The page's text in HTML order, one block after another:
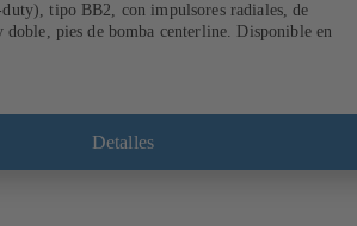
tipo BB2, con impulsores radiales, de
doble, pies de bomba centerline. Disponible en
Detalles